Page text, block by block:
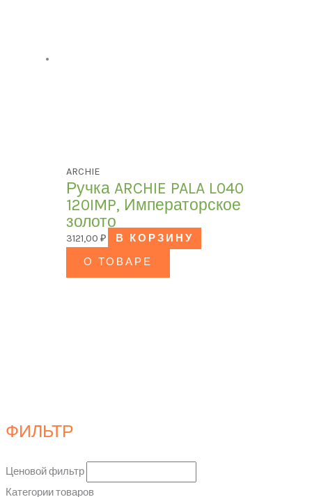
ФИЛЬТР
Ценовой фильтр
Категории товаров
ARCHIE
Ручка ARCHIE PALA L040
120IMP, Императорское
золото
3121,00₽
В КОРЗИНУ
О ТОВАРЕ